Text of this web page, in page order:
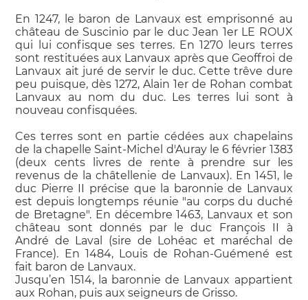
En 1247, le baron de Lanvaux est emprisonné au
château de Suscinio par le duc Jean 1er LE ROUX
qui lui confisque ses terres. En 1270 leurs terres
sont restituées aux Lanvaux après que Geoffroi de
Lanvaux ait juré de servir le duc. Cette trêve dure
peu puisque, dès 1272, Alain 1er de Rohan combat
Lanvaux au nom du duc. Les terres lui sont à
nouveau confisquées.
Ces terres sont en partie cédées aux chapelains
de la chapelle Saint-Michel d'Auray le 6 février 1383
(deux cents livres de rente à prendre sur les
revenus de la châtellenie de Lanvaux). En 1451, le
duc Pierre II précise que la baronnie de Lanvaux
est depuis longtemps réunie "au corps du duché
de Bretagne". En décembre 1463, Lanvaux et son
château sont donnés par le duc François II à
André de Laval (sire de Lohéac et maréchal de
France). En 1484, Louis de Rohan-Guémené est
fait baron de Lanvaux.
Jusqu’en 1514, la baronnie de Lanvaux appartient
aux Rohan, puis aux seigneurs de Grisso.